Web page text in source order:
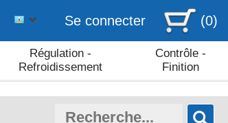
Se connecter (0)
Régulation -
Refroidissement
Contrôle -
Finition